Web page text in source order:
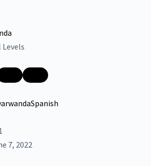
Levels
Spanish
7, 2022